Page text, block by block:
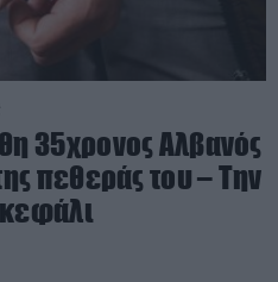
35χρονος Αλβανός
πεθεράς του – Την